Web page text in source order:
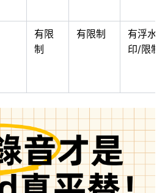
有限
制
有限制
有浮水
印/限制